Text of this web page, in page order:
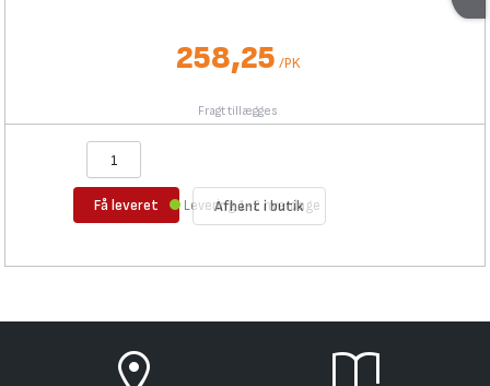
258,25 /PK
Fragt tillægges
Få leveret Afhent i butik
Levering 1-2 hverdage